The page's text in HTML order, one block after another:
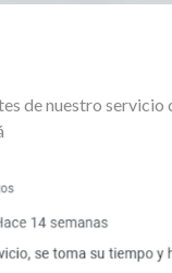
de nuestro